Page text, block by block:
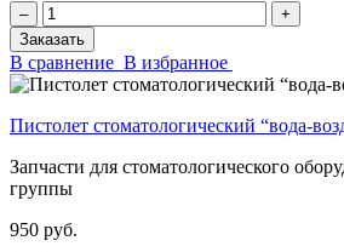
‒
+
Заказать
В сравнение В избранное
Пистолет стоматологический “вода-
Запчасти для стоматологического
группы
950 руб.